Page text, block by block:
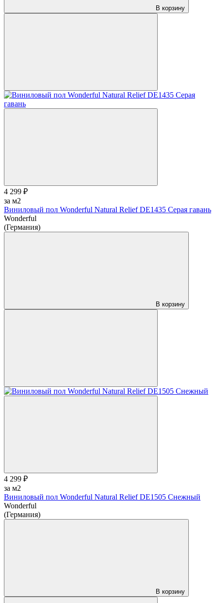
В корзину
4 299 ₽
за м2
Виниловый пол Wonderful Natural Relief DE1435 Серая гавань
Wonderful
(Германия)
В корзину
4 299 ₽
за м2
Виниловый пол Wonderful Natural Relief DE1505 Снежный
Wonderful
(Германия)
В корзину